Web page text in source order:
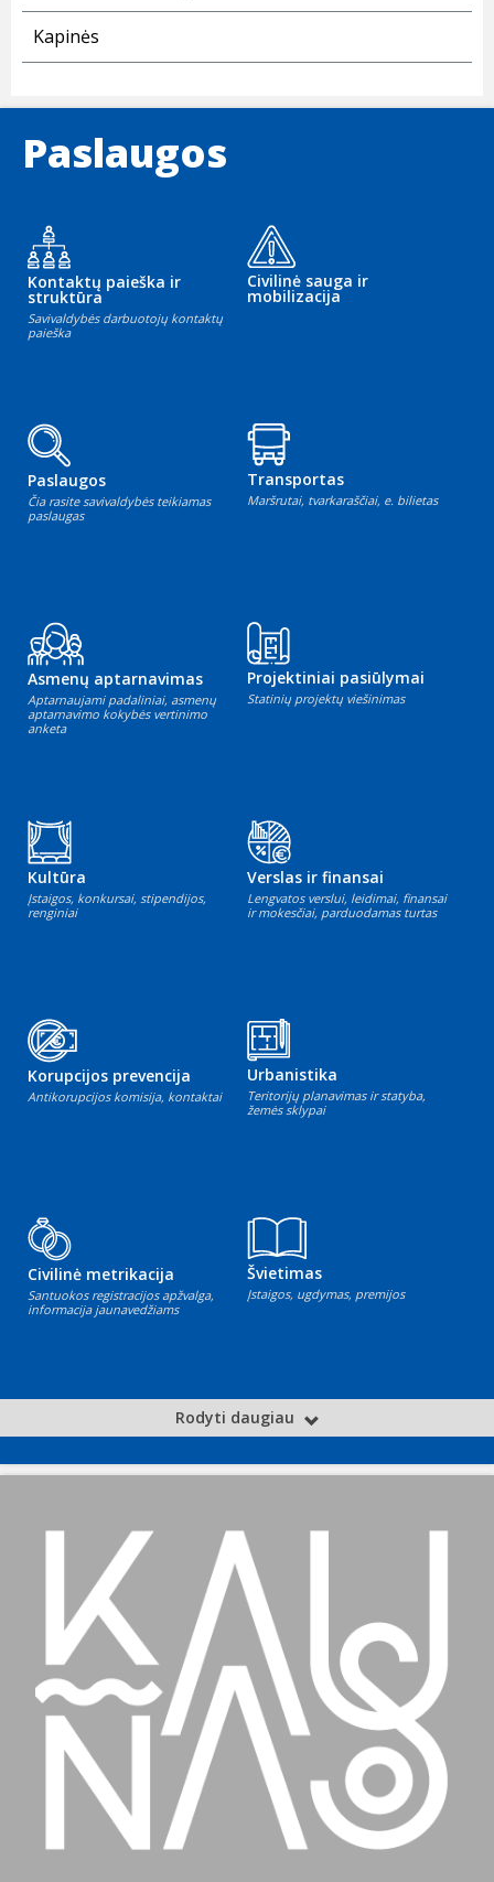
Kapinės
Paslaugos
Kontaktų paieška ir
struktūra
Savivaldybės darbuotojų kontaktų
paieška
Civilinė sauga ir
mobilizacija
Paslaugos
Čia rasite savivaldybės teikiamas
paslaugas
Transportas
Maršrutai, tvarkaraščiai, e. bilietas
Asmenų aptarnavimas
Aptarnaujami padaliniai, asmenų
aptarnavimo kokybės vertinimo
anketa
Projektiniai pasiūlymai
Statinių projektų viešinimas
Kultūra
Įstaigos, konkursai, stipendijos,
renginiai
Verslas ir finansai
Lengvatos verslui, leidimai, finansai
ir mokesčiai, parduodamas turtas
Korupcijos prevencija
Antikorupcijos komisija, kontaktai
Urbanistika
Teritorijų planavimas ir statyba,
žemės sklypai
Civilinė metrikacija
Santuokos registracijos apžvalga,
informacija jaunavedžiams
Švietimas
Įstaigos, ugdymas, premijos
Rodyti daugiau